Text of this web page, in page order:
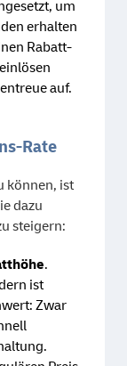
um
erhalten
Rabatt-
auf.
Rate
können, ist
dazu
steigern:
.
ist
Zwar